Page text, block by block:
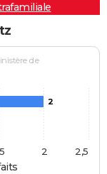
de
2
2 2,5